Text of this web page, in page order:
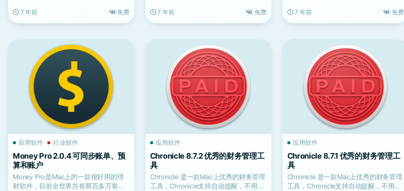
7 年前 免费
7 年前
免费
7 年前
免费
应用软件 行业软件
Money Pro 2.0.4 可同步账单、预
算和账户
Money Pro是Mac上的一款很好用的理
财软件，目前全世界共有两百多万客户
应用软件
Chronicle 8.7.2 优秀的财务管理工
具
Chronicle 是一款Mac上优秀的财务管理
工具，Chronicle支持自动提醒，不用
应用软件
Chronicle 8.7.1 优秀的财务管理工
具
Chronicle 是一款Mac上优秀的财务管理
工具，Chronicle支持自动提醒，不用